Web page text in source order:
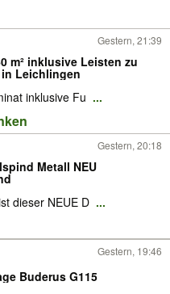
Gestern, 21:39
m² inklusive Leisten zu
Leichlingen
inklusive Fu ...
Gestern, 20:18
Metall NEU
dieser NEUE D ...
Gestern, 19:46
Buderus G115